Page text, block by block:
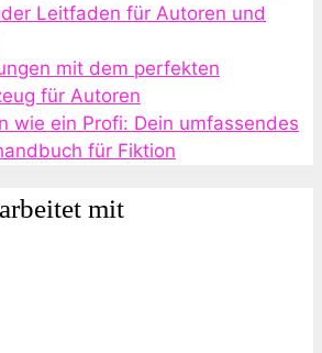
Leitfaden für Autoren und
mit dem perfekten
für Autoren
wie ein Profi: Dein umfassendes
für Fiktion
mit